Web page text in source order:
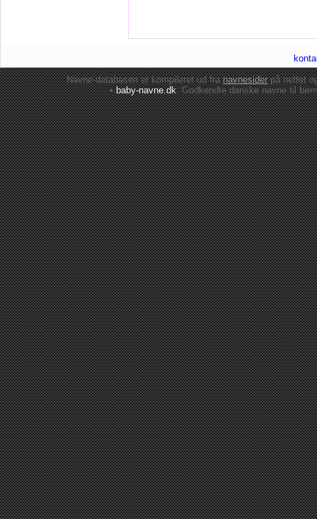
Navne-databasen er kompileret ud franavnesiderpå nettet
•baby-navne.dk: Godkendte danskenavne til børn